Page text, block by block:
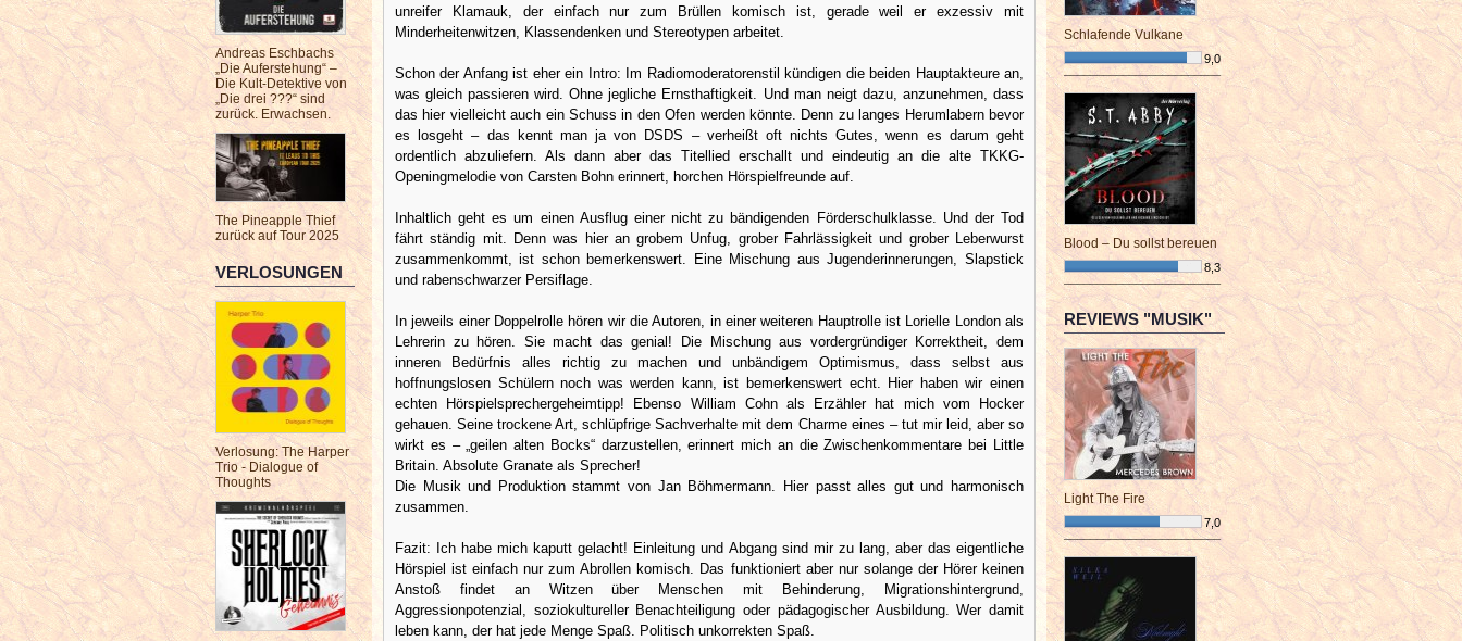
Andreas Eschbachs
„Die Auferstehung“ –
Die Kult-Detektive von
„Die drei ???“ sind
zurück. Erwachsen.
The Pineapple Thief
zurück auf Tour 2025
VERLOSUNGEN
Verlosung: The Harper
Trio - Dialogue of
Thoughts
unreifer Klamauk, der einfach nur zum Brüllen komisch ist, gerade weil er exzessiv mit
Minderheitenwitzen, Klassendenken und Stereotypen arbeitet.
Schon der Anfang ist eher ein Intro: Im Radiomoderatorenstil kündigen die beiden Hauptakteure an,
was gleich passieren wird. Ohne jegliche Ernsthaftigkeit. Und man neigt dazu, anzunehmen, dass
das hier vielleicht auch ein Schuss in den Ofen werden könnte. Denn zu langes Herumlabern bevor
es losgeht – das kennt man ja von DSDS – verheißt oft nichts Gutes, wenn es darum geht
ordentlich abzuliefern. Als dann aber das Titellied erschallt und eindeutig an die alte TKKG-
Openingmelodie von Carsten Bohn erinnert, horchen Hörspielfreunde auf.
Inhaltlich geht es um einen Ausflug einer nicht zu bändigenden Förderschulklasse. Und der Tod
fährt ständig mit. Denn was hier an grobem Unfug, grober Fahrlässigkeit und grober Leberwurst
zusammenkommt, ist schon bemerkenswert. Eine Mischung aus Jugenderinnerungen, Slapstick
und rabenschwarzer Persiflage.
In jeweils einer Doppelrolle hören wir die Autoren, in einer weiteren Hauptrolle ist Lorielle London als
Lehrerin zu hören. Sie macht das genial! Die Mischung aus vordergründiger Korrektheit, dem
inneren Bedürfnis alles richtig zu machen und unbändigem Optimismus, dass selbst aus
hoffnungslosen Schülern noch was werden kann, ist bemerkenswert echt. Hier haben wir einen
echten Hörspielsprechergeheimtipp! Ebenso William Cohn als Erzähler hat mich vom Hocker
gehauen. Seine trockene Art, schlüpfrige Sachverhalte mit dem Charme eines – tut mir leid, aber so
wirkt es – „geilen alten Bocks“ darzustellen, erinnert mich an die Zwischenkommentare bei Little
Britain. Absolute Granate als Sprecher!
Die Musik und Produktion stammt von Jan Böhmermann. Hier passt alles gut und harmonisch
zusammen.
Fazit: Ich habe mich kaputt gelacht! Einleitung und Abgang sind mir zu lang, aber das eigentliche
Hörspiel ist einfach nur zum Abrollen komisch. Das funktioniert aber nur solange der Hörer keinen
Anstoß findet an Witzen über Menschen mit Behinderung, Migrationshintergrund,
Aggressionpotenzial, soziokultureller Benachteiligung oder pädagogischer Ausbildung. Wer damit
leben kann, der hat jede Menge Spaß. Politisch unkorrekten Spaß.
Schlafende Vulkane
9,0
¯¯¯¯¯¯¯¯¯¯¯¯¯¯¯¯¯¯¯¯¯¯¯¯
Blood – Du sollst bereuen
8,3
¯¯¯¯¯¯¯¯¯¯¯¯¯¯¯¯¯¯¯¯¯¯¯¯
REVIEWS "MUSIK"
Light The Fire
7,0
¯¯¯¯¯¯¯¯¯¯¯¯¯¯¯¯¯¯¯¯¯¯¯¯